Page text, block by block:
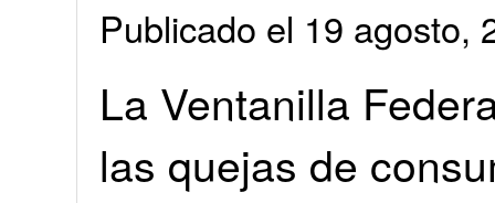
Publicado el 19 agosto,
La Ventanilla
las quejas de